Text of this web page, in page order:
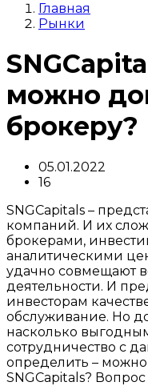
Главная
Рынки
можно
брокеру?
05.01.2022
16
SNGCapitals –
компаний. И их
брокерами,
аналитическими
удачно совмещают
деятельности. И
инвесторам
обслуживание. Но до
насколько
сотрудничество с
определить –
SNGCapitals?